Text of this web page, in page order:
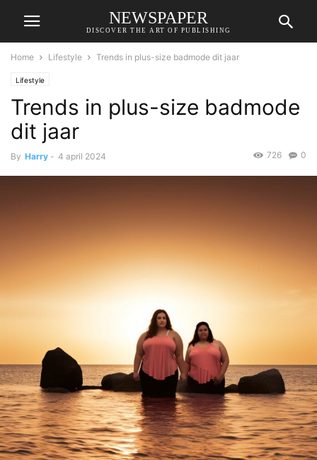
NEWSPAPER
DISCOVER THE ART OF PUBLISHING
Home Lifestyle Trends in plus-size badmode dit jaar
Lifestyle
Trends in plus-size badmode
dit jaar
By Harry - 4 april 2024 0
726